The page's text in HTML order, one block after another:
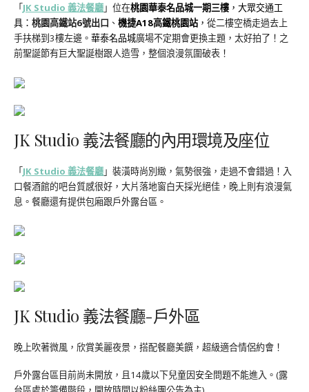
「 JK Studio 義法餐廳」位在桃園華泰名品城一期三樓，大眾交通工
具： 桃園高鐵站6號出口 、 機捷A18高鐵桃園站， 從二樓空橋走過去上
手扶梯到3樓左邊。 華泰名品城廣場不定期會更換主題，太好拍了！之
前聖誕節有巨大聖誕樹跟人造雪，整個浪漫氛圍破表！
JK Studio 義法餐廳的內用環境及座位
「JK Studio 義法餐廳」裝潢時尚別緻，氣勢很強，走過不會錯過！入
口餐酒館的吧台質感很好，大片落地窗白天採光絕佳，晚上則有浪漫氣
息。餐廳還有提供包廂跟戶外露台區。
JK Studio 義法餐廳-戶外區
晚上吹著微風，欣賞美麗夜景，搭配餐廳美饌，超級適合情侶約會！
戶外露台區目前尚未開放，且14歲以下兒童因安全問題不能進入。(露